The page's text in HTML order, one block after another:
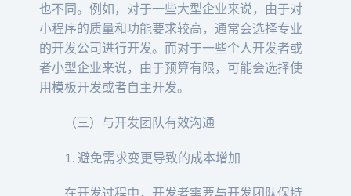
也不同。例如，对于一些大型企业来说，由于对
小程序的质量和功能要求较高，通常会选择专业
的开发公司进行开发。而对于一些个人开发者或
者小型企业来说，由于预算有限，可能会选择使
用模板开发或者自主开发。
（三）与开发团队有效沟通
1. 避免需求变更导致的成本增加